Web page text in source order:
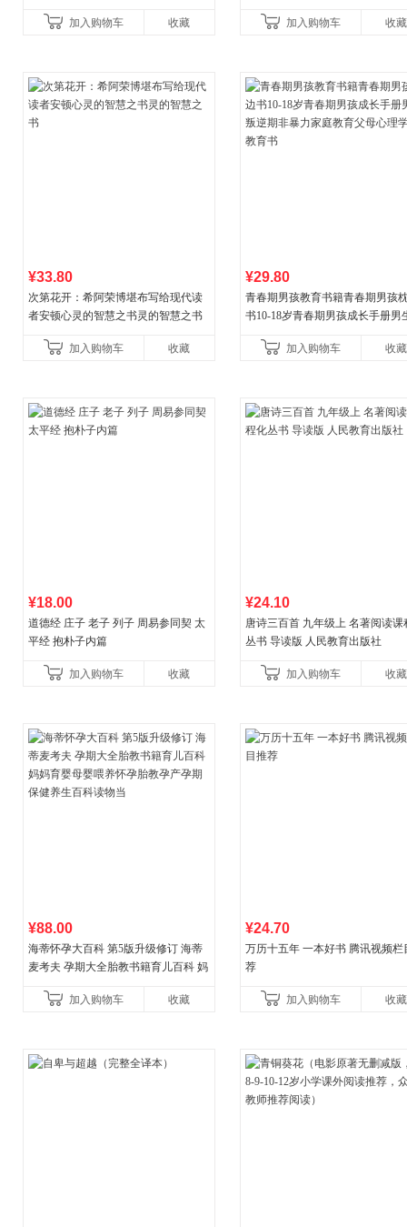
加入购物车
收藏
加入购物车
收藏
¥33.80
次第花开：希阿荣博堪布写给现代读
者安顿心灵的智慧之书灵的智慧之书
加入购物车 收藏
¥29.80
青春期男孩教育书籍青春期男孩
书10-18岁青春期男孩成长手册男
育书
加入购物车 收藏
¥18.00
道德经 庄子 老子 列子 周易参同契 太
平经 抱朴子内篇
加入购物车 收藏
¥24.10
唐诗三百首 九年级上 名著阅读课
丛书 导读版 人民教育出版社
加入购物车 收藏
¥88.00
海蒂怀孕大百科 第5版升级修订 海蒂
麦考夫 孕期大全胎教书籍育儿百科 妈
健养生百科读物当
加入购物车 收藏
¥24.70
万历十五年 一本好书 腾讯视频栏
荐
加入购物车 收藏